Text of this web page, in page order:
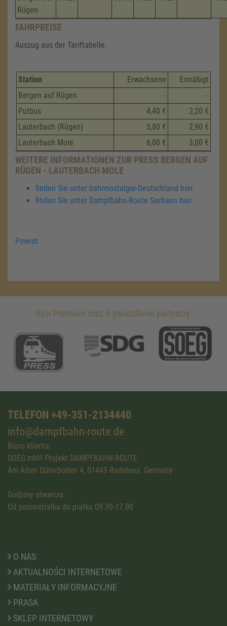
Rügen
FAHRPREISE
Auszug aus der Tariftabelle.
Station Erwachsene
Ermäßigt
Bergen auf Rügen
-
-
Putbus
4,40 €
2,20 €
Lauterbach (Rügen)
5,80 €
2,90 €
Lauterbach Mole
6,00 € 3,00 €
WEITERE INFORMATIONEN ZUR PRESS BERGEN AUF
RÜGEN - LAUTERBACH MOLE
finden Sie unter bahnnostalgie-Deutschland hier
finden Sie unter Dampfbahn-Route Sachsen hier
Powrot
Nasi Premium oraz 5-gwiazdkowi partnerzy.
TELEFON +49-351-2134440
info@dampfbahn-route.de
Biuro klienta:
SOEG mbH Projekt DAMPFBAHN-ROUTE
Am Alten Güterboden 4, 01445 Radebeul, Germany
Godziny otwarcia:
Od poniedziałku do piątku 09.30-17.00
O NAS
AKTUALNOŚCI INTERNETOWE
MATERIAŁY INFORMACYJNE
PRASA
SKLEP INTERNETOWY